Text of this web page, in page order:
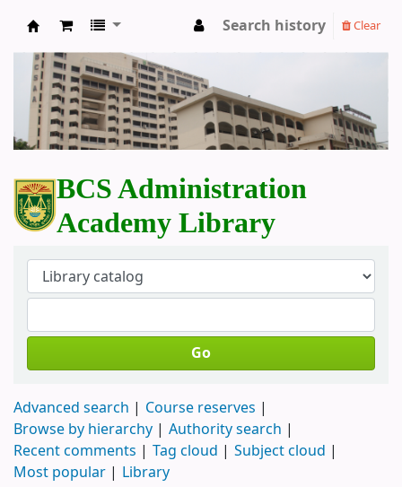
BCS Administration Academy Library
Search history Clear
BCS Administration
Academy Library
Go
Advanced search
Course reserves
Browse by hierarchy
Authority search
Recent comments
Tag cloud
Subject cloud
Most popular
Library